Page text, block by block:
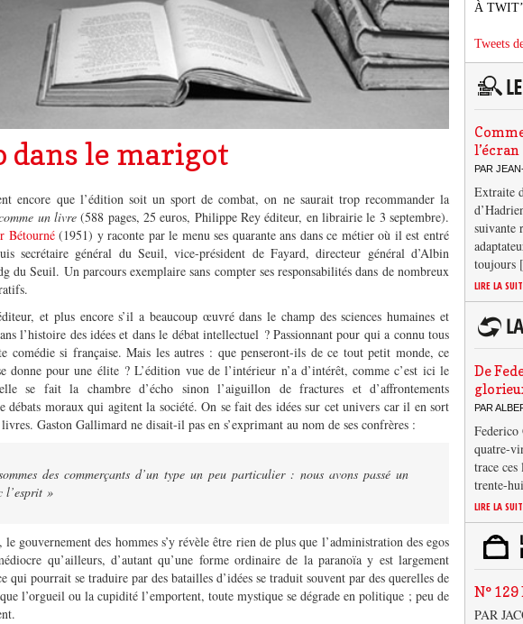
dans le marigot
encore que l’édition soit un sport de combat, on ne saurait trop recommander la
un livre (588 pages, 25 euros, Philippe Rey éditeur, en librairie le 3 septembre).
Bétourné(1951) y raconte par le menu ses quarante ans dans ce métier où il est entré
secrétaire général du Seuil, vice-président de Fayard, directeur général d’Albin
du Seuil. Un parcours exemplaire sans compter ses responsabilités dans de nombreux
et plus encore s’il a beaucoup œuvré dans le champ des sciences humaines et
l’histoire des idées et dans le débat intellectuel ? Passionnant pour qui a connu tous
comédie si française. Mais les autres : que penseront-ils de ce tout petit monde, ce
donne pour une élite ? L’édition vue de l’intérieur n’a d’intérêt, comme c’est ici le
se fait la chambre d’écho sinon l’aiguillon de fractures et d’affrontements
débats moraux qui agitent la société. On se fait des idées sur cet univers car il en sort
Gaston Gallimard ne disait-il pas en s’exprimant au nom de ses confrères :
des commerçants d’un type un peu particulier : nous avons passé un
l’esprit »
le gouvernement des hommes s’y révèle être rien de plus que l’administration des egos
qu’ailleurs, d’autant qu’une forme ordinaire de la paranoïa y est largement
qui pourrait se traduire par des batailles d’idées se traduit souvent par des querelles de
l’orgueil ou la cupidité l’emportent, toute mystique se dégrade en politique ; peu de
À
Tweets
l’écran
PAR
Extraite
suivante
LIRE LA
De
PAR
quatre-
trace
trente-
LIRE LA
N°
PAR